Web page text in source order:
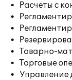
Расчеты с
Товарно-
Торговые
Управление